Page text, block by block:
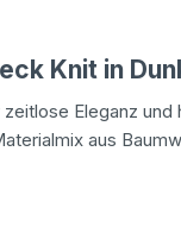
Knit in
Eleganz und
aus